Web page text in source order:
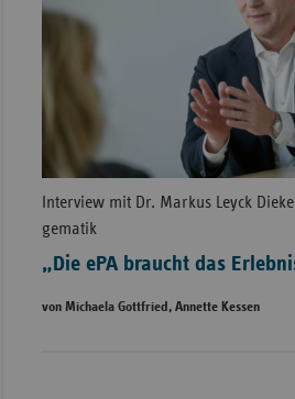
Interview mit Dr. Markus Leyck
gematik
„Die ePA braucht das
von Michaela Gottfried, Annette Kessen